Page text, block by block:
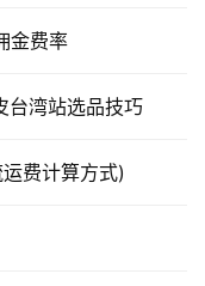
金费率
台湾站选品技巧
费计算方式)